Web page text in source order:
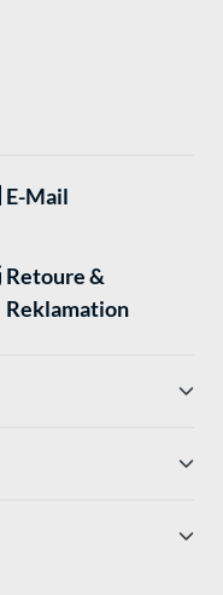
E-Mail
Retoure &
Reklamation